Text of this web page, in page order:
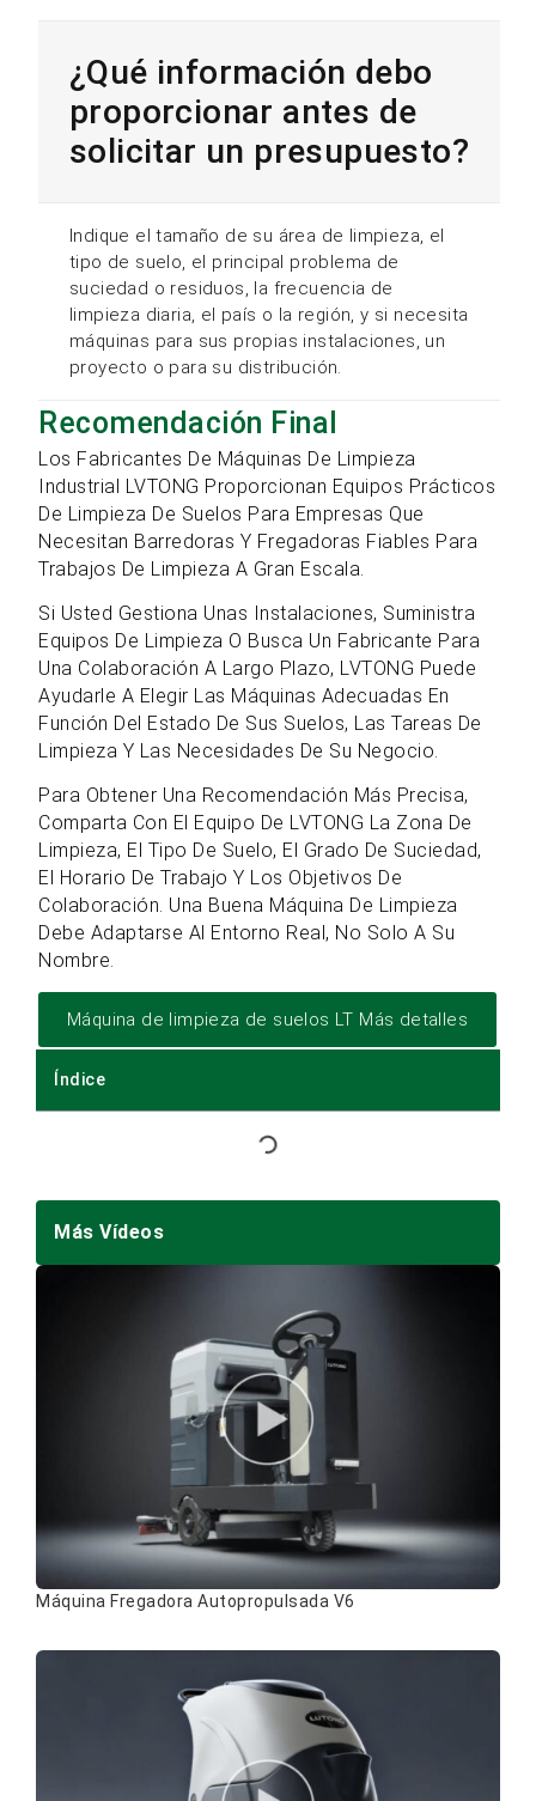
Índice
Más Vídeos
Máquina Fregadora Autopropulsada V6
¿Qué información debo
proporcionar antes de
solicitar un presupuesto?
Indique el tamaño de su área de limpieza, el
tipo de suelo, el principal problema de
suciedad o residuos, la frecuencia de
limpieza diaria, el país o la región, y si necesita
máquinas para sus propias instalaciones, un
proyecto o para su distribución.
Recomendación Final
Los Fabricantes De Máquinas De Limpieza
Industrial LVTONG Proporcionan Equipos Prácticos
De Limpieza De Suelos Para Empresas Que
Necesitan Barredoras Y Fregadoras Fiables Para
Trabajos De Limpieza A Gran Escala.
Si Usted Gestiona Unas Instalaciones, Suministra
Equipos De Limpieza O Busca Un Fabricante Para
Una Colaboración A Largo Plazo, LVTONG Puede
Ayudarle A Elegir Las Máquinas Adecuadas En
Función Del Estado De Sus Suelos, Las Tareas De
Limpieza Y Las Necesidades De Su Negocio.
Para Obtener Una Recomendación Más Precisa,
Comparta Con El Equipo De LVTONG La Zona De
Limpieza, El Tipo De Suelo, El Grado De Suciedad,
El Horario De Trabajo Y Los Objetivos De
Colaboración. Una Buena Máquina De Limpieza
Debe Adaptarse Al Entorno Real, No Solo A Su
Nombre.
Máquina de limpieza de suelos LT Más detalles